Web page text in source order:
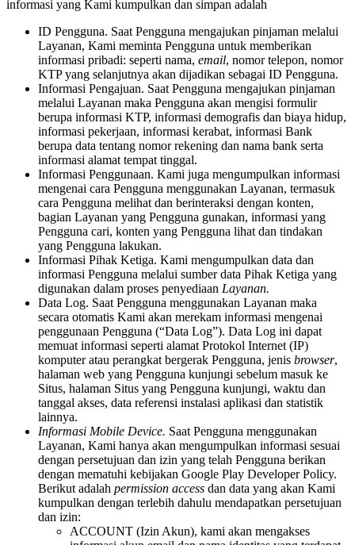
informasi yang Kami kumpulkan dan simpan adalah
ID Pengguna. Saat Pengguna mengajukan pinjaman melalui
Layanan, Kami meminta Pengguna untuk memberikan
informasi pribadi: seperti nama, email, nomor telepon, nomor
KTP yang selanjutnya akan dijadikan sebagai ID Pengguna.
Informasi Pengajuan. Saat Pengguna mengajukan pinjaman
melalui Layanan maka Pengguna akan mengisi formulir
berupa informasi KTP, informasi demografis dan biaya hidup,
informasi pekerjaan, informasi kerabat, informasi Bank
berupa data tentang nomor rekening dan nama bank serta
informasi alamat tempat tinggal.
Informasi Penggunaan. Kami juga mengumpulkan informasi
mengenai cara Pengguna menggunakan Layanan, termasuk
cara Pengguna melihat dan berinteraksi dengan konten,
bagian Layanan yang Pengguna gunakan, informasi yang
Pengguna cari, konten yang Pengguna lihat dan tindakan
yang Pengguna lakukan.
Informasi Pihak Ketiga. Kami mengumpulkan data dan
informasi Pengguna melalui sumber data Pihak Ketiga yang
digunakan dalam proses penyediaan Layanan.
Data Log. Saat Pengguna menggunakan Layanan maka
secara otomatis Kami akan merekam informasi mengenai
penggunaan Pengguna (“Data Log”). Data Log ini dapat
memuat informasi seperti alamat Protokol Internet (IP)
komputer atau perangkat bergerak Pengguna, jenis browser,
halaman web yang Pengguna kunjungi sebelum masuk ke
Situs, halaman Situs yang Pengguna kunjungi, waktu dan
tanggal akses, data referensi instalasi aplikasi dan statistik
lainnya.
Informasi Mobile Device. Saat Pengguna menggunakan
Layanan, Kami hanya akan mengumpulkan informasi sesuai
dengan persetujuan dan izin yang telah Pengguna berikan
dengan mematuhi kebijakan Google Play Developer Policy.
Berikut adalah permission access dan data yang akan Kami
kumpulkan dengan terlebih dahulu mendapatkan persetujuan
dan izin:
ACCOUNT (Izin Akun), kami akan mengakses